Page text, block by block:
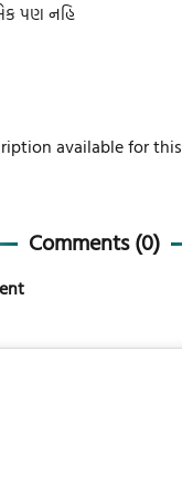
પણ નહિ
available for
Comments (0)